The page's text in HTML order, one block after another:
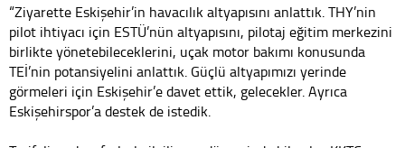
“Ziyarette Eskişehir’in havacılık altyapısını anlattık. THY’nin
pilot ihtiyacı için ESTÜ’nün altyapısını, pilotaj eğitim merkezini
birlikte yönetebileceklerini, uçak motor bakımı konusunda
TEİ’nin potansiyelini anlattık. Güçlü altyapımızı yerinde
görmeleri için Eskişehir’e davet ettik, gelecekler. Ayrıca
Eskişehirspor’a destek de istedik.